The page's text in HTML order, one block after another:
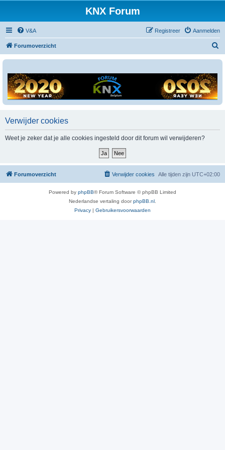
KNX Forum
V&A Aanmelden
Registreer
Forumoverzicht
Verwijder cookies
Weet je zeker dat je alle cookies ingesteld door dit forum wil verwijderen?
Forumoverzicht Alle tijden zijn UTC+02:00
Verwijder cookies
Powered by phpBB® Forum Software © phpBB Limited
Nederlandse vertaling doorphpBB.nl.
Privacy | Gebruikersvoorwaarden